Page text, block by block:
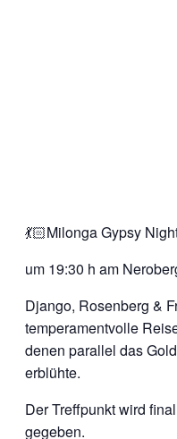
💃🏻Milonga Gypsy
um 19:30 h am
Django, Rosenberg &
temperamentvolle
denen parallel das
erblühte.
Der Treffpunkt wird
gegeben.